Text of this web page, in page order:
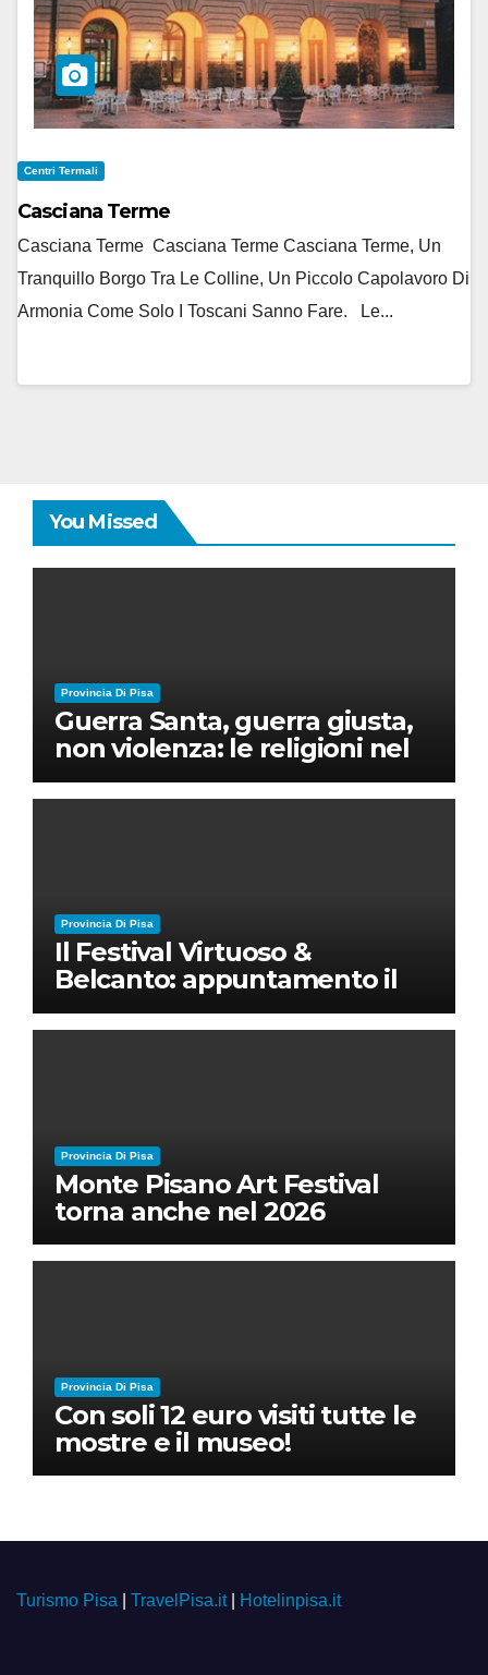
Centri Termali
Casciana Terme
Casciana Terme Casciana Terme Casciana Terme, Un
Tranquillo Borgo Tra Le Colline, Un Piccolo Capolavoro Di
Armonia Come Solo I Toscani Sanno Fare. Le...
You Missed
Provincia Di Pisa
Guerra Santa, guerra giusta,
non violenza: le religioni nel
nuovo disordine mondiale
Provincia Di Pisa
Il Festival Virtuoso &
Belcanto: appuntamento il
28 luglio a Palazzo Blu con
Ruben Micieli
Provincia Di Pisa
Monte Pisano Art Festival
torna anche nel 2026
Provincia Di Pisa
Con soli 12 euro visiti tutte le
mostre e il museo!
Turismo Pisa TravelPisa.it| Hotelinpisa.it